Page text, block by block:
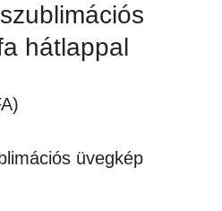
hátlappal
üvegkép